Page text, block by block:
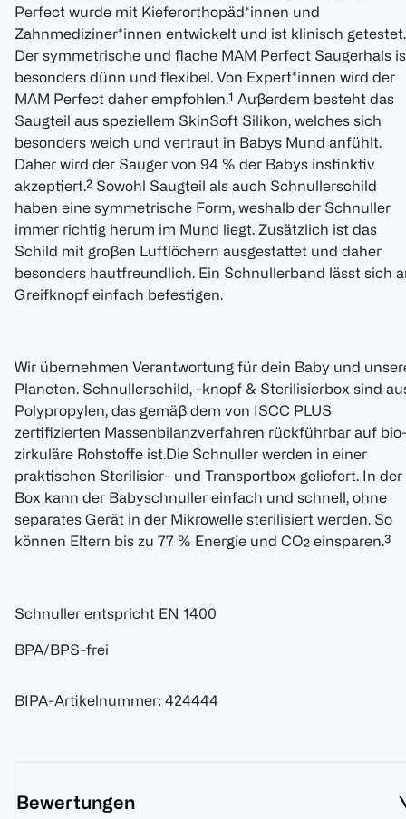
Perfect wurde mit Kieferorthopäd*innen und
Zahnmediziner*innen entwickelt und ist klinisch getestet.
Der symmetrische und flache MAM Perfect Saugerhals
besonders dünn und flexibel. Von Expert*innen wird der
MAM Perfect daher empfohlen.¹ Außerdem besteht das
Saugteil aus speziellem SkinSoft Silikon, welches sich
besonders weich und vertraut in Babys Mund anfühlt.
Daher wird der Sauger von 94 % der Babys instinktiv
akzeptiert.² Sowohl Saugteil als auch Schnullerschild
haben eine symmetrische Form, weshalb der Schnuller
immer richtig herum im Mund liegt. Zusätzlich ist das
Schild mit großen Luftlöchern ausgestattet und daher
besonders hautfreundlich. Ein Schnullerband lässt sich
Greifknopf einfach befestigen.
Wir übernehmen Verantwortung für dein Baby und
Planeten. Schnullerschild, -knopf & Sterilisierbox sind
Polypropylen, das gemäß dem von ISCC PLUS
zertifizierten Massenbilanzverfahren rückführbar auf
zirkuläre Rohstoffe ist.Die Schnuller werden in einer
praktischen Sterilisier- und Transportbox geliefert. In der
Box kann der Babyschnuller einfach und schnell, ohne
separates Gerät in der Mikrowelle sterilisiert werden. So
können Eltern bis zu 77 % Energie und CO₂ einsparen.³
Schnuller entspricht EN 1400
BPA/BPS-frei
BIPA-Artikelnummer: 424444
Bewertungen